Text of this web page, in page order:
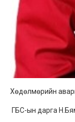
Хөдөлмөрийн
ГБС-ын дарга